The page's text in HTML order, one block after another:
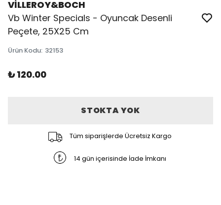
VİLLEROY&BOCH
Vb Winter Specials - Oyuncak Desenli
Peçete, 25X25 Cm
Ürün Kodu: 32153
₺ 120.00
STOKTA YOK
Tüm siparişlerde Ücretsiz Kargo
14 gün içerisinde İade İmkanı